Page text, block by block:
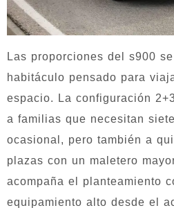
Las proporciones del s900
habitáculo pensado para
espacio. La configuración
a familias que necesitan
ocasional, pero también a
plazas con un maletero
acompaña el planteamiento
equipamiento alto desde el